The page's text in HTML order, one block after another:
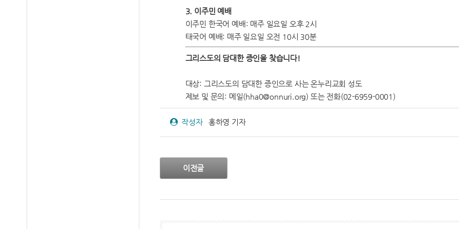
3. 이주민 예배
이주민 한국어 예배: 매주 일요일 오후 2시
태국어 예배: 매주 일요일 오전 10시 30분
그리스도의 담대한 증인을 찾습니다!
대상: 그리스도의 담대한 증인으로 사는 온누리교회 성도
제보 및 문의: 메일(hha0@onnuri.org) 또는 전화(02-6959-0001)
작성자홍하영 기자
이전글